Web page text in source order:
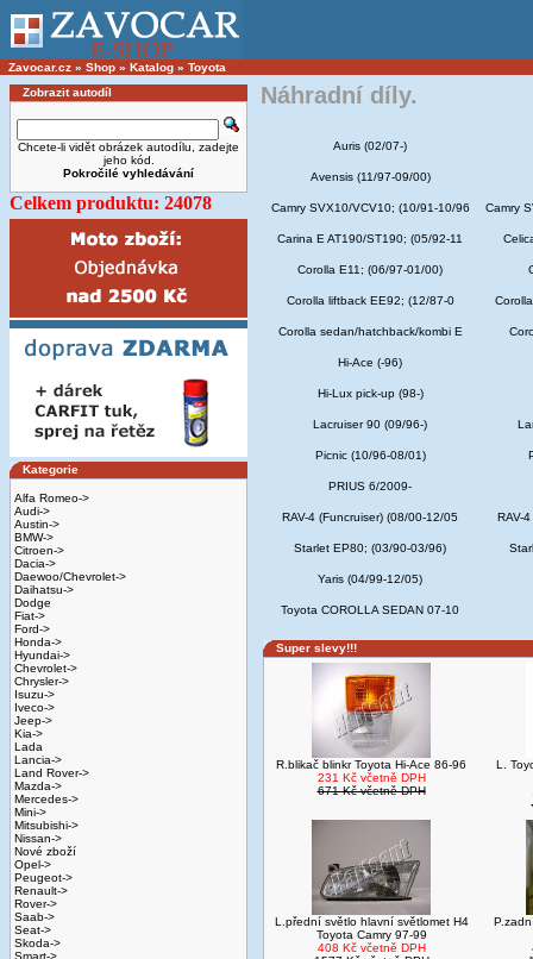
Zavocar.cz » Shop » Katalog » Toyota
Zobrazit autodíl
Chcete-li vidět obrázek autodílu, zadejte
jeho kód.
Pokročilé vyhledávání
Celkem produktu: 24078
Kategorie
Alfa Romeo->
Audi->
Austin->
BMW->
Citroen->
Dacia->
Daewoo/Chevrolet->
Daihatsu->
Dodge
Fiat->
Ford->
Honda->
Hyundai->
Chevrolet->
Chrysler->
Isuzu->
Iveco->
Jeep->
Kia->
Lada
Lancia->
Land Rover->
Mazda->
Mercedes->
Mini->
Mitsubishi->
Nissan->
Nové zboží
Opel->
Peugeot->
Renault->
Rover->
Saab->
Seat->
Skoda->
Smart->
Náhradní díly.
Auris (02/07-)
Avensis (11/97-09/00)
Camry SVX10/VCV10; (10/91-10/96 Camry
Carina E AT190/ST190; (05/92-11
Corolla E11; (06/97-01/00)
Corolla liftback EE92; (12/87-0
Corolla sedan/hatchback/kombi E
Hi-Ace (-96)
Hi-Lux pick-up (98-)
Lacruiser 90 (09/96-)
Picnic (10/96-08/01)
PRIUS 6/2009-
RAV-4 (Funcruiser) (08/00-12/05 RAV-
Starlet EP80; (03/90-03/96)
Yaris (04/99-12/05)
Toyota COROLLA SEDAN 07-10
Super slevy!!!
R.blikač blinkr Toyota Hi-Ace 86-96
231 Kč včetně DPH
671 Kč včetně DPH
L.
L.přední světlo hlavní světlomet H4
Toyota Camry 97-99
408 Kč včetně DPH